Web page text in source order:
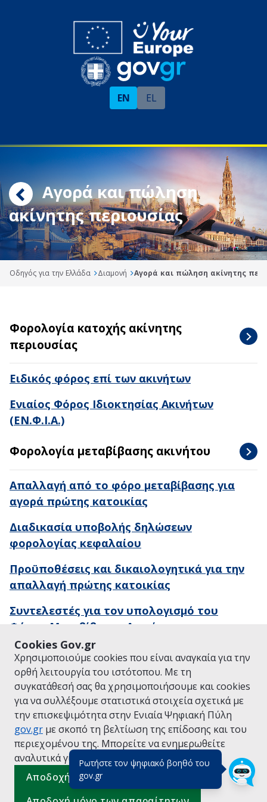
Ρωτήστε τον ψηφιακό βοηθό του
gov.gr(πάτησε για κλείσιμο)
Cookies Gov.gr
Χρησιμοποιούμε cookies που είναι αναγκαία για την
ορθή λειτουργία του ιστότοπου. Με τη
συγκατάθεσή σας θα χρησιμοποιήσουμε και cookies
για να συλλέξουμε στατιστικά στοιχεία σχετικά με
την επισκεψιμότητα στην Ενιαία Ψηφιακή Πύλη
gov.gr με σκοπό τη βελτίωση της επίδοσης και του
περιεχομένου της. Μπορείτε να ενημερωθείτε
αναλυτικά για την Πολιτική Cookies.
Αποδοχή όλων
EN EL
Αγορά και πώληση
ακίνητης περιουσίας
Οδηγός για την Ελλάδα Διαμονή Αγορά και πώληση ακίνητης
Φορολογία κατοχής ακίνητης
περιουσίας
Ειδικός φόρος επί των ακινήτων
Ενιαίος Φόρος Ιδιοκτησίας Ακινήτων
(ΕΝ.Φ.Ι.Α.)
Φορολογία μεταβίβασης ακινήτου
Απαλλαγή από το φόρο μεταβίβασης για
αγορά πρώτης κατοικίας
Διαδικασία υποβολής δηλώσεων
φορολογίας κεφαλαίου
Προϋποθέσεις και δικαιολογητικά για την
απαλλαγή πρώτης κατοικίας
Συντελεστές για τον υπολογισμό του
Φόρου Μεταβίβασης Ακινήτου
ΕΠΙΣΚΕΦΘΕΙΤΕ ΤΟ GOV.GR ΤΟΜΕΙΣ ΠΟΛΙΤΙΚΗΣ
© Copyright 2026 - Υλοποίηση από το Υπουργείο Ψηφιακής
Διακυβέρνησης